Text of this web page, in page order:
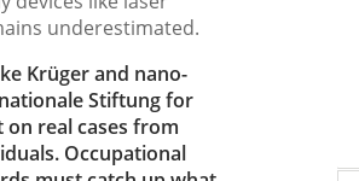
underestimated.
Krüger and nano-
Stiftung for
on real cases from
Occupational